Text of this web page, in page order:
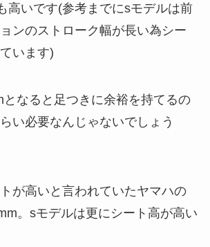
高いです(参考までにsモデルは前
ンのストローク幅が長い為シー
います)
となると足つきに余裕を持てるの
い必要なんじゃないでしょう
が高いと言われていたヤマハの
。sモデルは更にシート高が高い